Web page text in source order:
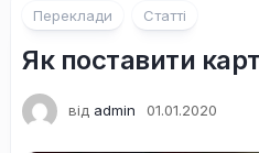
Переклади Статті
Як поставити
від admin 01.01.2020